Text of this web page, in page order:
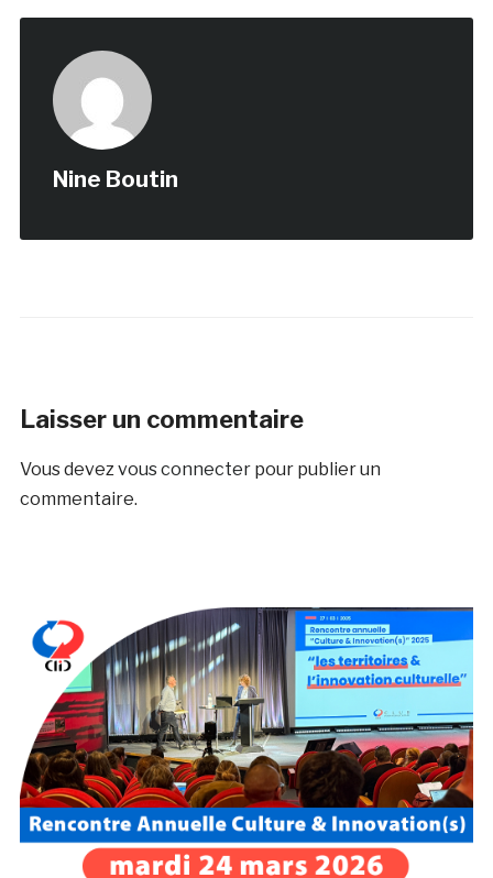
Nine Boutin
Laisser un commentaire
Vous devez vous connecterpour publier un
commentaire.